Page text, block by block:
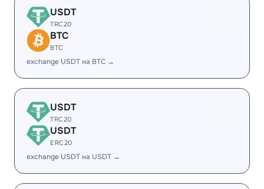
USDT
TRC20
BTC
BTC
exchange USDT на BTC →
USDT
TRC20
USDT
ERC20
exchange USDT на USDT →